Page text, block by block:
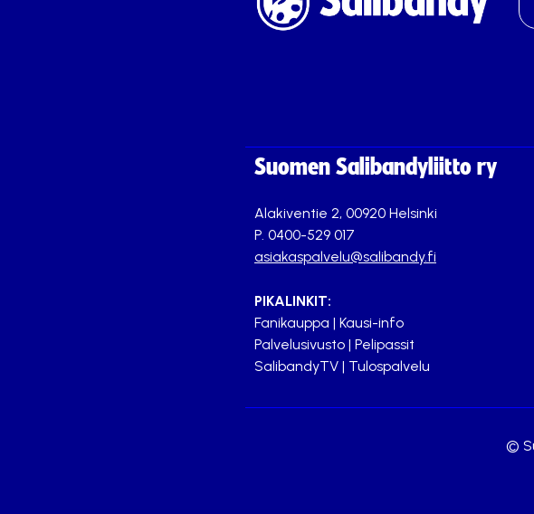
Suomen Salibandyliitto ry
Alakiventie 2, 00920 Helsinki
P. 0400-529 017
asiakaspalvelu@salibandy.fi
PIKALINKIT:
Fanikauppa | Kausi-info
Palvelusivusto | Pelipassit
SalibandyTV | Tulospalvelu
©